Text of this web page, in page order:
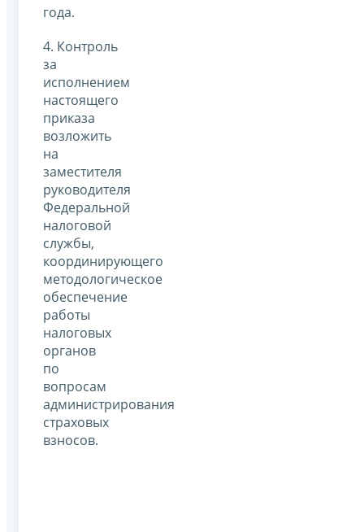
года.
4. Контроль
за
исполнением
настоящего
приказа
возложить
на
заместителя
руководителя
Федеральной
налоговой
службы,
координирующего
методологическое
обеспечение
работы
налоговых
органов
по
вопросам
администрирования
страховых
взносов.